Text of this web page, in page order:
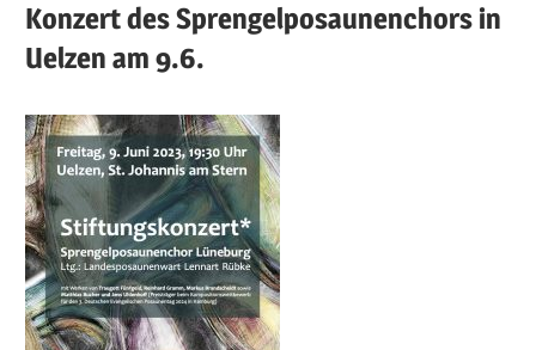
Konzert des Sprengelposaunenchors in
Uelzen am 9.6.